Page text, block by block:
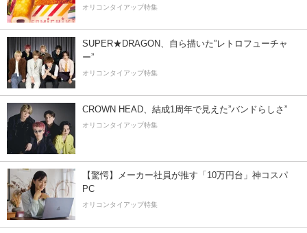
オリコンタイアップ特集
SUPER★DRAGON、自ら描いた”レトロフューチャ
ー”
オリコンタイアップ特集
CROWN HEAD、結成1周年で見えた”バンドらしさ”
オリコンタイアップ特集
【驚愕】メーカー社員が推す「10万円台」神コスパ
PC
オリコンタイアップ特集